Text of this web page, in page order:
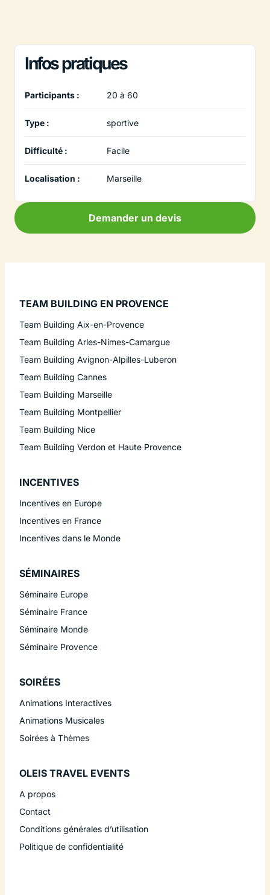
Infos pratiques
Participants : 20 à 60
Type : sportive
Difficulté : Facile
Localisation : Marseille
Demander un devis
TEAM BUILDING EN PROVENCE
Team Building Aix-en-Provence
Team Building Arles-Nimes-Camargue
Team Building Avignon-Alpilles-Luberon
Team Building Cannes
Team Building Marseille
Team Building Montpellier
Team Building Nice
Team Building Verdon et Haute Provence
INCENTIVES
Incentives en Europe
Incentives en France
Incentives dans le Monde
SÉMINAIRES
Séminaire Europe
Séminaire France
Séminaire Monde
Séminaire Provence
SOIRÉES
Animations Interactives
Animations Musicales
Soirées à Thèmes
OLEIS TRAVEL EVENTS
A propos
Contact
Conditions générales d’utilisation
Politique de confidentialité